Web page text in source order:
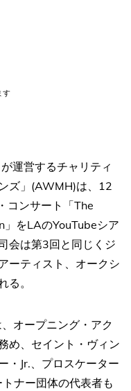
す
運営するチャリティ
ズ」(AWMH)は、12
コンサート「The
をLAのYouTubeシア
会は第3回と同じくジ
ーティスト、オークシ
る。
オープニング・アク
め、セイント・ヴィン
・Jr.、プロスケーター
ナー団体の代表者も